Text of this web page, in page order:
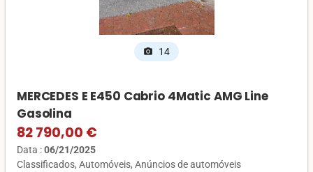
photo_camera 14
MERCEDES E E450 Cabrio 4Matic AMG Line
Gasolina
82 790,00 €
Data :06/21/2025
Classificados Automóveis Anúncios de automóveis